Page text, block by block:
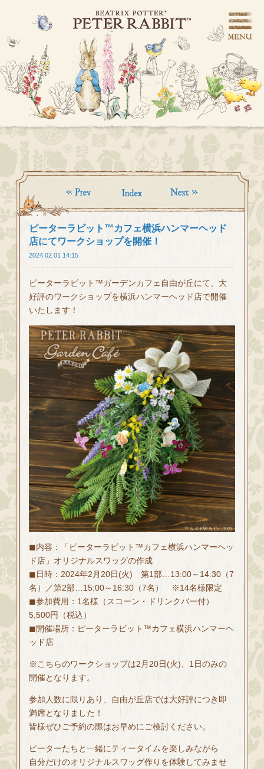
ピーターラビット™カフェ横浜ハンマーヘッド
店にてワークショップを開催！
2024.02.01 14:15
ピーターラビット™ガーデンカフェ自由が丘にて、大
好評のワークショップを横浜ハンマーヘッド店で開催
いたします！
◼内容：「ピーターラビット™カフェ横浜ハンマーヘッ
ド店」オリジナルスワッグの作成
◼日時：2024年2月20日(火) 第1部…13:00～14:30（7
名）／第2部…15:00～16:30（7名） ※14名様限定
◼参加費用：1名様（スコーン・ドリンクバー付）
5,500円（税込）
◼開催場所：ピーターラビット™カフェ横浜ハンマーヘ
ッド店
※こちらのワークショップは2月20日(火)、1日のみの
開催となります。
参加人数に限りあり、自由が丘店では大好評につき即
満席となりました！
皆様ぜひご予約の際はお早めにご検討ください。
ピーターたちと一緒にティータイムを楽しみながら
自分だけのオリジナルスワッグ作りを体験してみませ